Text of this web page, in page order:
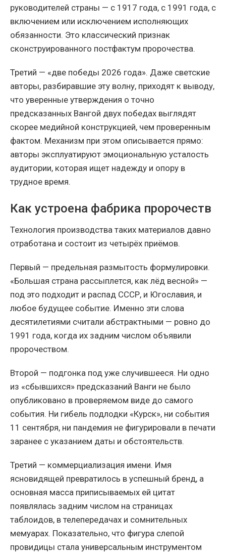
руководителей страны — с 1917 года, с 1991 года, с
включением или исключением исполняющих
обязанности. Это классический признак
сконструированного постфактум пророчества.
Третий — «две победы 2026 года». Даже светские
авторы, разбиравшие эту волну, приходят к выводу,
что уверенные утверждения о точно
предсказанных Вангой двух победах выглядят
скорее медийной конструкцией, чем проверенным
фактом. Механизм при этом описывается прямо:
авторы эксплуатируют эмоциональную усталость
аудитории, которая ищет надежду и опору в
трудное время.
Как устроена фабрика пророчеств
Технология производства таких материалов давно
отработана и состоит из четырёх приёмов.
Первый — предельная размытость формулировки.
«Большая страна рассыплется, как лёд весной» —
под это подходит и распад СССР, и Югославия, и
любое будущее событие. Именно эти слова
десятилетиями считали абстрактными — ровно до
1991 года, когда их задним числом объявили
пророчеством.
Второй — подгонка под уже случившееся. Ни одно
из «сбывшихся» предсказаний Ванги не было
опубликовано в проверяемом виде до самого
события. Ни гибель подлодки «Курск», ни события
11 сентября, ни пандемия не фигурировали в печати
заранее с указанием даты и обстоятельств.
Третий — коммерциализация имени. Имя
ясновидящей превратилось в успешный бренд, а
основная масса приписываемых ей цитат
появлялась задним числом на страницах
таблоидов, в телепередачах и сомнительных
мемуарах. Показательно, что фигура слепой
провидицы стала универсальным инструментом